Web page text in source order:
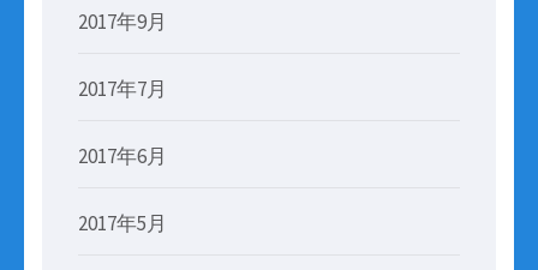
2017年9月
2017年7月
2017年6月
2017年5月